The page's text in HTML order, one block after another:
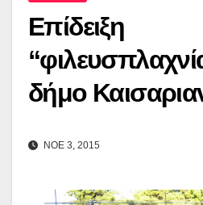
Επίδειξη
δήμο
ΝΟΕ 3, 2015